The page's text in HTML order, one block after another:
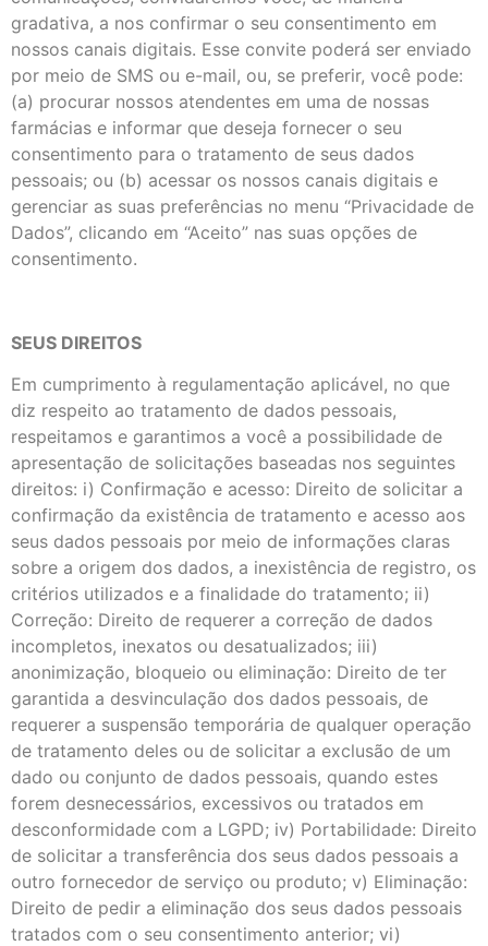
gradativa, a nos confirmar o seu consentimento em
nossos canais digitais. Esse convite poderá ser enviado
por meio de SMS ou e-mail, ou, se preferir, você pode:
(a) procurar nossos atendentes em uma de nossas
farmácias e informar que deseja fornecer o seu
consentimento para o tratamento de seus dados
pessoais; ou (b) acessar os nossos canais digitais e
gerenciar as suas preferências no menu “Privacidade de
Dados”, clicando em “Aceito” nas suas opções de
consentimento.
SEUS DIREITOS
Em cumprimento à regulamentação aplicável, no que
diz respeito ao tratamento de dados pessoais,
respeitamos e garantimos a você a possibilidade de
apresentação de solicitações baseadas nos seguintes
direitos: i) Confirmação e acesso: Direito de solicitar a
confirmação da existência de tratamento e acesso aos
seus dados pessoais por meio de informações claras
sobre a origem dos dados, a inexistência de registro, os
critérios utilizados e a finalidade do tratamento; ii)
Correção: Direito de requerer a correção de dados
incompletos, inexatos ou desatualizados; iii)
anonimização, bloqueio ou eliminação: Direito de ter
garantida a desvinculação dos dados pessoais, de
requerer a suspensão temporária de qualquer operação
de tratamento deles ou de solicitar a exclusão de um
dado ou conjunto de dados pessoais, quando estes
forem desnecessários, excessivos ou tratados em
desconformidade com a LGPD; iv) Portabilidade: Direito
de solicitar a transferência dos seus dados pessoais a
outro fornecedor de serviço ou produto; v) Eliminação:
Direito de pedir a eliminação dos seus dados pessoais
tratados com o seu consentimento anterior; vi)